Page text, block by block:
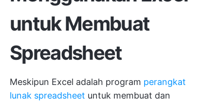
untuk Membuat
Spreadsheet
Meskipun Excel adalah program perangkat
lunak spreadsheet untuk membuat dan